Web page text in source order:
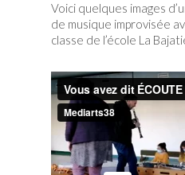
Voici quelques images
de musique improvisée
classe de l’école La